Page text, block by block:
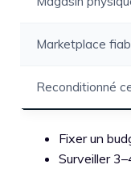
Marketplace
Reconditionné
Fixer un
Surveiller